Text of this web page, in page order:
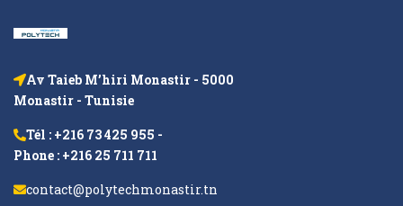
Av Taieb M’hiri Monastir - 5000
Monastir - Tunisie
Tél : +216 73 425 955 -
Phone : +216 25 711 711
contact@polytechmonastir.tn